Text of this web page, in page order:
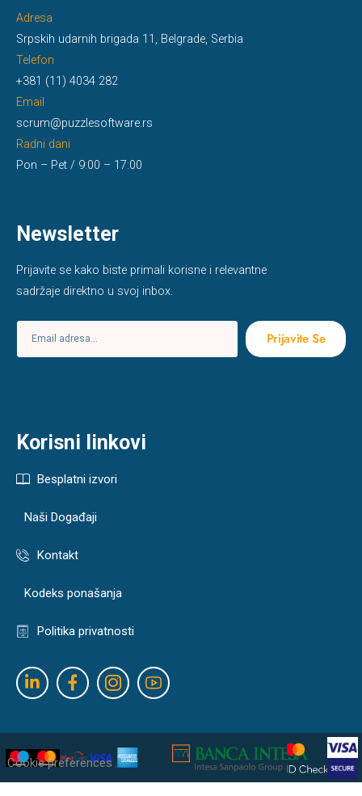
Adresa
Srpskih udarnih brigada 11, Belgrade, Serbia
Telefon
+381 (11) 4034 282
Email
scrum@puzzlesoftware.rs
Radni dani
Pon – Pet / 9:00 – 17:00
Korisni linkovi
Besplatni izvori
Naši Događaji
Kontakt
Kodeks ponašanja
Politika privatnosti
Newsletter
Prijavite se kako biste primali korisne i relevantne
sadržaje direktno u svoj inbox.
Prijavite Se